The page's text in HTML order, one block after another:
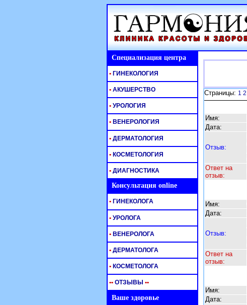
Специализация центра
Страницы: 1 2
Имя:
Дата:
Отзыв:
Ответ на
отзыв:
Имя:
Дата:
Отзыв:
Ответ на
отзыв:
Имя:
Дата:
• ГИНЕКОЛОГИЯ
• АКУШЕРСТВО
• УРОЛОГИЯ
• ВЕНЕРОЛОГИЯ
• ДЕРМАТОЛОГИЯ
• КОСМЕТОЛОГИЯ
• ДИАГНОСТИКА
Консультация online
• ГИНЕКОЛОГА
• УРОЛОГА
• ВЕНЕРОЛОГА
• ДЕРМАТОЛОГА
• КОСМЕТОЛОГА
•• ОТЗЫВЫ ••
Ваше здоровье